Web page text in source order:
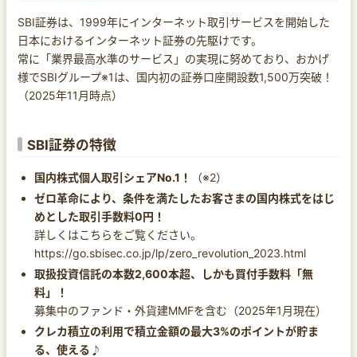
SBI証券は、1999年にインターネット取引サービスを開始した
日本におけるインターネット証券の先駆けです。
常に「業界最高水準のサービス」の実現に努めており、おかげ
様でSBIグループ※1は、国内初の証券口座開設数1,500万突破！
（2025年11月時点）
SBI証券の特徴
国内株式個人取引シェアNo.1！
（※2）
ゼロ革命により、条件を満たしたお客さまの国内株式をはじ
めとした取引手数料0円！
詳しくはこちらをご覧ください。
https://go.sbisec.co.jp/lp/zero_revolution_2023.html
取扱投資信託の本数2,600本超、しかも買付手数料「無
料」！
募集中のファンド・外貨建MMFを含む（2025年1月現在）
クレカ積立の利用で積立金額の最大3%のポイントが貯ま
る、使える♪